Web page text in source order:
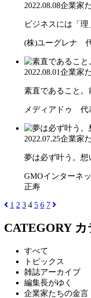
2022.08.08企業家
ビジネスには「
(株)ユーグレナ
2022.08.01企業家
素直であること
メディアドゥ
2022.07.25企業家
夢は必ず叶う。
GMOインターネ
正寿
1 2 3 4 5 6 7
CATEGORY
すべて
トピックス
雑誌アーカイブ
編集長がゆく
企業家たちの金言